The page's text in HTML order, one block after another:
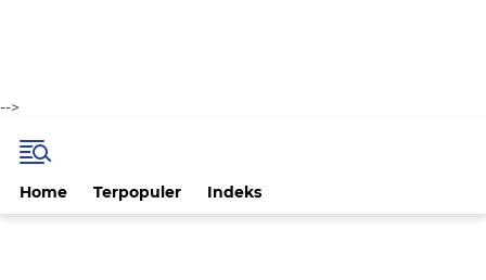
-->
Home Terpopuler Indeks